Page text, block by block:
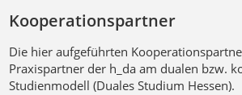
Kooperationspartner
Die hier aufgeführten
Praxispartner der h_da am dualen bzw.
Studienmodell (Duales Studium Hessen).